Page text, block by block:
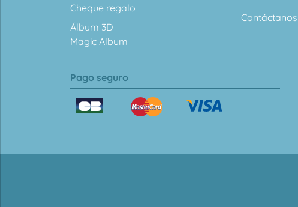
Cheque regalo
Álbum 3D
Magic Album
Contáctanos
Pago seguro